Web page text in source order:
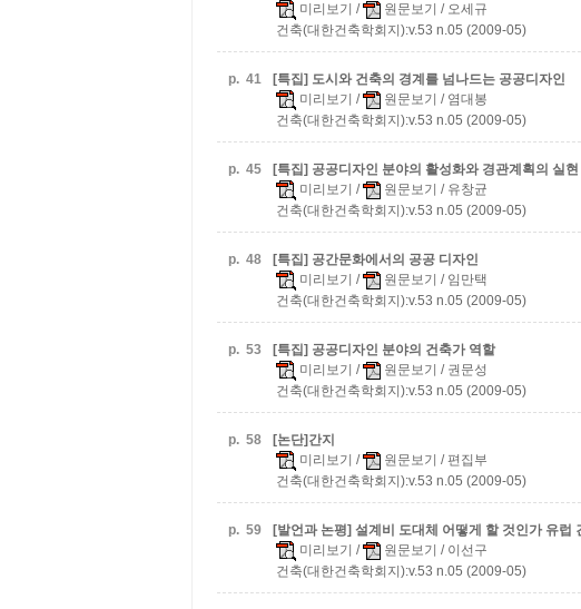
미리보기 / 원문보기 / 오세규
건축(대한건축학회지):v.53 n.05 (2009-05)
p. 41
[특집] 도시와 건축의 경계를 넘나드는 공공디자인
미리보기 / 원문보기 / 염대봉
건축(대한건축학회지):v.53 n.05 (2009-05)
p. 45
[특집] 공공디자인 분야의 활성화와 경관계획의 실현
미리보기 / 원문보기 / 유창균
건축(대한건축학회지):v.53 n.05 (2009-05)
p. 48
[특집] 공간문화에서의 공공 디자인
미리보기 / 원문보기 / 임만택
건축(대한건축학회지):v.53 n.05 (2009-05)
p. 53
[특집] 공공디자인 분야의 건축가 역할
미리보기 / 원문보기 / 권문성
건축(대한건축학회지):v.53 n.05 (2009-05)
p. 58
[논단]간지
미리보기 / 원문보기 / 편집부
건축(대한건축학회지):v.53 n.05 (2009-05)
p. 59 [발언과 논평] 설계비 도대체 어떻게 할 것인가 유럽
미리보기 / 원문보기 / 이선구
건축(대한건축학회지):v.53 n.05 (2009-05)